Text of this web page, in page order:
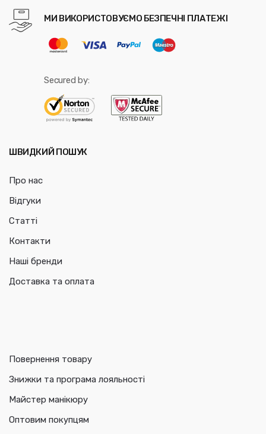
МИ ВИКОРИСТОВУЄМО БЕЗПЕЧНІ ПЛАТЕЖІ
Secured by:
ШВИДКИЙ ПОШУК
Про нас
Відгуки
Статті
Контакти
Наші бренди
Доставка та оплата
Повернення товару
Знижки та програма лояльності
Майстер манікюру
Оптовим покупцям